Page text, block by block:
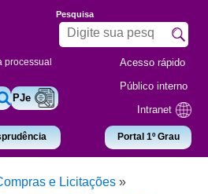
processual
PJe
Pesquisa
Acesso rápido
Público interno
Intranet
Portal 1º Grau
e Licitações »